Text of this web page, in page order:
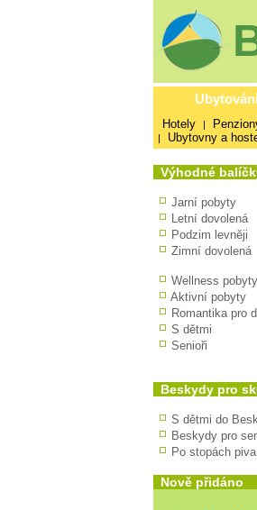
Hotely |
| Ubytovny a
Výhodné
Jarní pobyty
Letní dovolená
Podzim levněji
Zimní dovolená
Wellness pobyty
Aktivní pobyty
Romantika pro
S dětmi
Senioři
Beskydy pro
S dětmi do
Beskydy pro
Po stopách piva
Nově přidáno